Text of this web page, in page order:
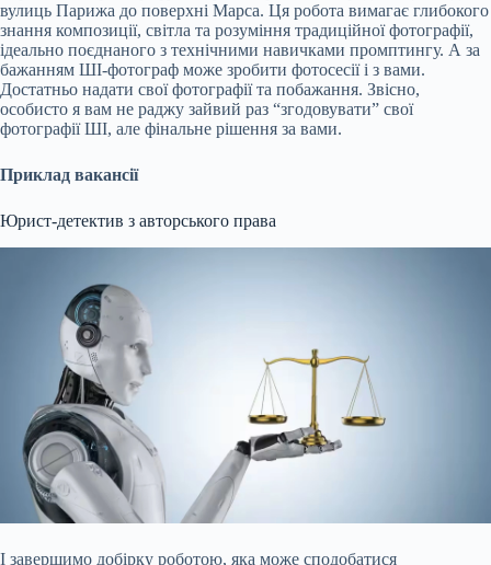
вулиць Парижа до поверхні Марса. Ця робота вимагає глибокого
знання композиції, світла та розуміння традиційної фотографії,
ідеально поєднаного з технічними навичками промптингу. А за
бажанням ШІ-фотограф може зробити фотосесії і з вами.
Достатньо надати свої фотографії та побажання. Звісно,
особисто я вам не раджу зайвий раз “згодовувати” свої
фотографії ШІ, але фінальне рішення за вами.
Приклад вакансії
Юрист-детектив з авторського права
І завершимо добірку роботою, яка може сподобатися